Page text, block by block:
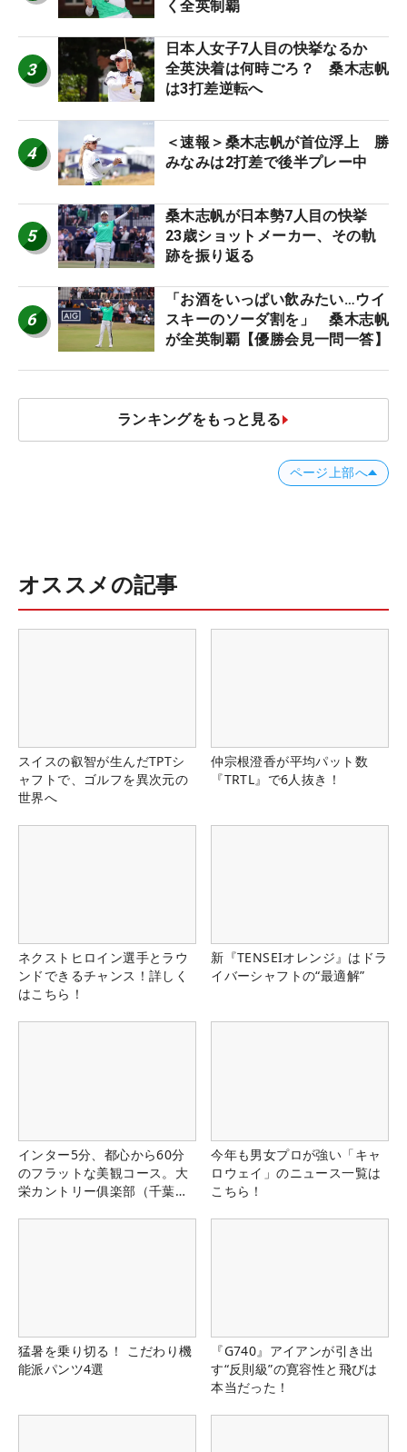
く全英制覇
3
日本人女子7人目の快挙なるか
全英決着は何時ごろ？ 桑木志帆
は3打差逆転へ
4
＜速報＞桑木志帆が首位浮上 勝
みなみは2打差で後半プレー中
5
桑木志帆が日本勢7人目の快挙
23歳ショットメーカー、その軌
跡を振り返る
6
「お酒をいっぱい飲みたい…ウイ
スキーのソーダ割を」 桑木志帆
が全英制覇【優勝会見一問一答】
ランキングをもっと見る
ページ上部へ
オススメの記事
スイスの叡智が生んだTPTシ
ャフトで、ゴルフを異次元の
世界へ
仲宗根澄香が平均パット数
『TRTL』で6人抜き！
ネクストヒロイン選手とラウ
ンドできるチャンス！詳しく
はこちら！
新『TENSEIオレンジ』はドラ
イバーシャフトの“最適解”
インター5分、都心から60分
のフラットな美観コース。大
栄カントリー俱楽部（千葉
今年も男女プロが強い「キャ
ロウェイ」のニュース一覧は
こちら！
猛暑を乗り切る！ こだわり機
能派パンツ4選
『G740』アイアンが引き出
す“反則級”の寛容性と飛びは
本当だった！